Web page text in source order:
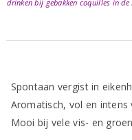
drinken bij gebakken coquilles in
Spontaan vergist in
Aromatisch, vol en intens
Mooi bij vele vis- en